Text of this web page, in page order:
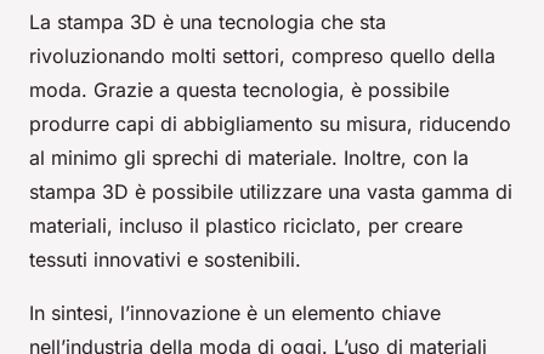
La stampa 3D è una tecnologia che sta
rivoluzionando molti settori, compreso quello della
moda. Grazie a questa tecnologia, è possibile
produrre capi di abbigliamento su misura, riducendo
al minimo gli sprechi di materiale. Inoltre, con la
stampa 3D è possibile utilizzare una vasta gamma di
materiali, incluso il plastico riciclato, per creare
tessuti innovativi e sostenibili.
In sintesi, l’innovazione è un elemento chiave
nell’industria della moda di oggi. L’uso di materiali